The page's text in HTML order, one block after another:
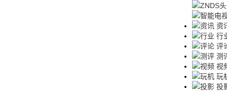
资
行
评
测
视
玩
投